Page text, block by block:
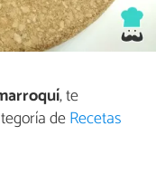
, te
deRecetas